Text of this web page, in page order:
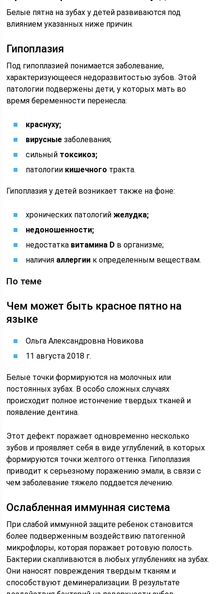
Белые пятна на зубах у детей развиваются под
влиянием указанных ниже причин.
Гипоплазия
Под гипоплазией понимается заболевание,
характеризующееся недоразвитостью зубов. Этой
патологии подвержены дети, у которых мать во
время беременности перенесла:
краснуху;
вирусные заболевания;
сильный токсикоз;
патологии кишечного тракта.
Гипоплазия у детей возникает также на фоне:
хронических патологийжелудка;
недоношенности;
недостатка витамина D в организме;
наличия аллергии к определенным веществам.
По теме
Чем может быть красное пятно на
языке
Ольга Александровна Новикова
11 августа 2018 г.
Белые точки формируются на молочных или
постоянных зубах. В особо сложных случаях
происходит полное истончение твердых тканей и
появление дентина.
Этот дефект поражает одновременно несколько
зубов и проявляет себя в виде углублений, в которых
формируются точки желтого оттенка. Гипоплазия
приводит к серьезному поражению эмали, в связи с
чем заболевание тяжело поддается лечению.
Ослабленная иммунная система
При слабой иммунной защите ребенок становится
более подверженным воздействию патогенной
микрофлоры, которая поражает ротовую полость.
Бактерии скапливаются в любых углублениях на зубах.
Они наносят повреждения твердым тканям и
способствуют деминерализации. В результате